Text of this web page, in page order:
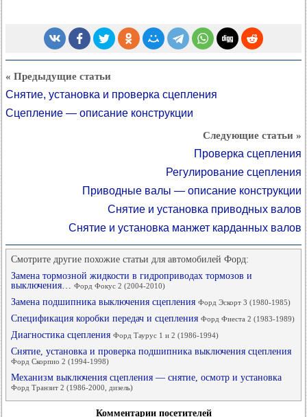
« Предыдущие статьи
Снятие, установка и проверка сцепления
Сцепление — описание конструкции
Следующие статьи »
Проверка сцепления
Регулирование сцепления
Приводные валы — описание конструкции
Снятие и установка приводных валов
Снятие и установка манжет карданных валов
Смотрите другие похожие статьи для автомобилей Форд:
Замена тормозной жидкости в гидроприводах тормозов и
выключения… Форд Фокус 2 (2004-2010)
Замена подшипника выключения сцепления Форд Эскорт 3 (1980-1985)
Спецификация коробки передач и сцепления Форд Фиеста 2 (1983-1989)
Диагностика сцепления Форд Таурус 1 и 2 (1986-1994)
Снятие, установка и проверка подшипника выключения сцепления
Форд Скорпио 2 (1994-1998)
Механизм выключения сцепления — снятие, осмотр и установка
Форд Транзит 2 (1986-2000, дизель)
Комментарии посетителей